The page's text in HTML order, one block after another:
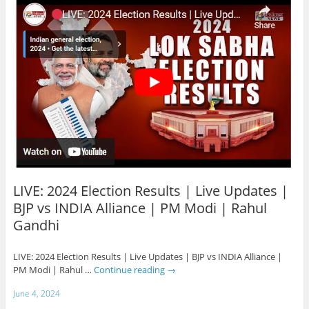
LIVE: 2024 Election Results | Live Updates |
BJP vs INDIA Alliance | PM Modi | Rahul
Gandhi
LIVE: 2024 Election Results | Live Updates | BJP vs INDIA Alliance |
PM Modi | Rahul … Continue reading →
June 4, 2024